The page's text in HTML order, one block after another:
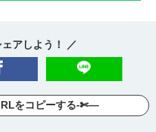
アしよう！ ／
をコピーする-✄—